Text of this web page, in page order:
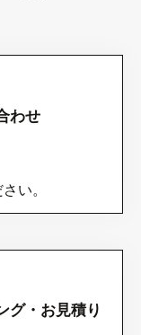
わせ
い。
グ・お見積り